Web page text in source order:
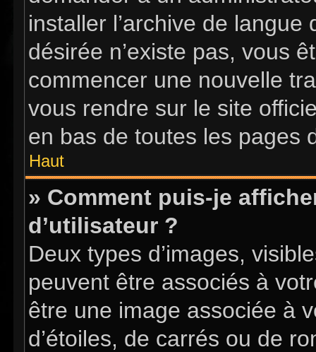
installer l’archive de
désirée n’existe pas, vous
commencer une nouvelle
vous rendre sur le site
en bas de toutes les pages
Haut
» Comment puis-je
d’utilisateur ?
Deux types d’images,
peuvent être associés à
être une image associée à
d’étoiles, de carrés ou de